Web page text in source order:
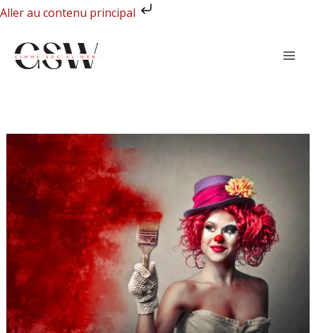
Aller au contenu principal
Aller
contenu